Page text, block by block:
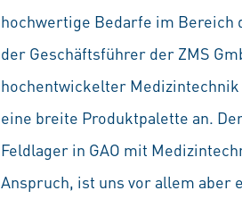
hochwertige Bedarfe im Bereich
der Geschäftsführer der ZMS
hochentwickelter
eine breite Produktpalette an.
Feldlager in GAO mit
Anspruch, ist uns vor allem aber